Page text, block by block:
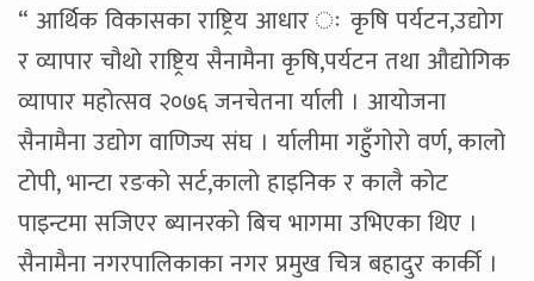
“ आर्थिक विकासका राष्ट्रिय आधार ः कृषि पर्यटन,उद्योग
र व्यापार चौथो राष्ट्रिय सैनामैना कृषि,पर्यटन तथा औद्योगिक
व्यापार महोत्सव २०७६ जनचेतना र्याली । आयोजना
सैनामैना उद्योग वाणिज्य संघ । र्यालीमा गहुँगोरो वर्ण, कालो
टोपी, भान्टा रङको सर्ट,कालो हाइनिक र कालै कोट
पाइन्टमा सजिएर ब्यानरको बिच भागमा उभिएका थिए ।
सैनामैना नगरपालिकाका नगर प्रमुख चित्र बहादुर कार्की ।